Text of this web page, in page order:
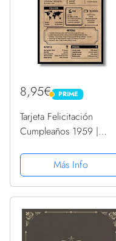
8,95€ PRIME
PRIME
Tarjeta Felicitación
Cumpleaños 1959 |
Año de Nacimiento
1959 | Póster
Cumpleaños Vintage |
64 cumpleaños mujer...
Más Info